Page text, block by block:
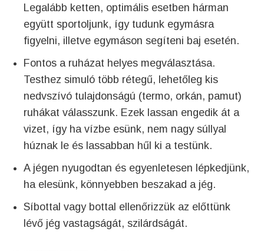
Legalább ketten, optimális esetben hárman
együtt sportoljunk, így tudunk egymásra
figyelni, illetve egymáson segíteni baj esetén.
Fontos a ruházat helyes megválasztása.
Testhez simuló több rétegű, lehetőleg kis
nedvszívó tulajdonságú (termo, orkán, pamut)
ruhákat válasszunk. Ezek lassan engedik át a
vizet, így ha vízbe esünk, nem nagy súllyal
húznak le és lassabban hűl ki a testünk.
A jégen nyugodtan és egyenletesen lépkedjünk,
ha elesünk, könnyebben beszakad a jég.
Síbottal vagy bottal ellenőrizzük az előttünk
lévő jég vastagságát, szilárdságát.